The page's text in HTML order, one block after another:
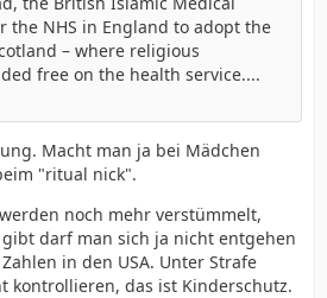
the NHS in England to adopt the
– where religious
free on the health service....
Macht man ja bei Mädchen
"ritual nick".
noch mehr verstümmelt,
darf man sich ja nicht entgehen
in den USA. Unter Strafe
kontrollieren, das ist Kinderschutz.